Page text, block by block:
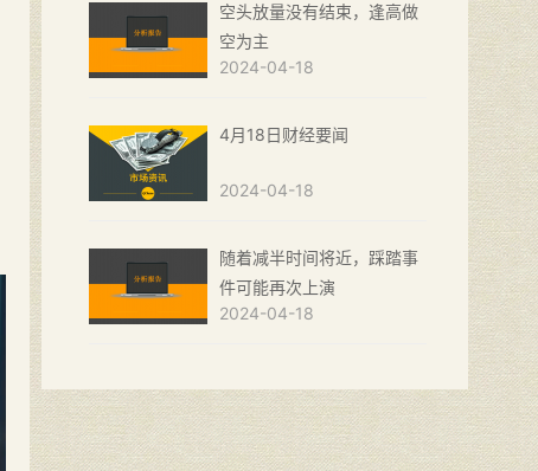
空头放量没有结束，逢高做
空为主
2024-04-18
4月18日财经要闻
2024-04-18
随着减半时间将近，踩踏事
件可能再次上演
2024-04-18